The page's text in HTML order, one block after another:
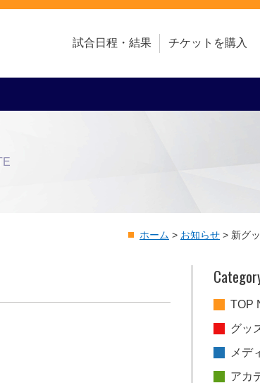
試合日程・結果 チケットを購入
ホーム > お知らせ > 新グ
TOP
グッ
メデ
アカ